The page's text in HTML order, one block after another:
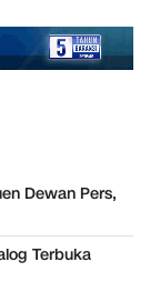
Dewan Pers,
Terbuka